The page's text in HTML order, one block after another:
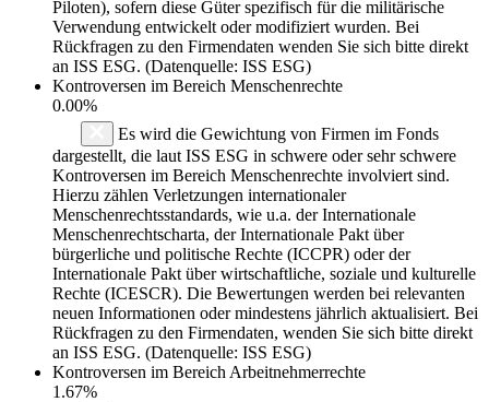
Piloten), sofern diese Güter spezifisch für die militärische
Verwendung entwickelt oder modifiziert wurden. Bei
Rückfragen zu den Firmendaten wenden Sie sich bitte direkt
an ISS ESG. (Datenquelle: ISS ESG)
Kontroversen im Bereich Menschenrechte
0.00%
Es wird die Gewichtung von Firmen im Fonds
dargestellt, die laut ISS ESG in schwere oder sehr schwere
Kontroversen im Bereich Menschenrechte involviert sind.
Hierzu zählen Verletzungen internationaler
Menschenrechtsstandards, wie u.a. der Internationale
Menschenrechtscharta, der Internationale Pakt über
bürgerliche und politische Rechte (ICCPR) oder der
Internationale Pakt über wirtschaftliche, soziale und kulturelle
Rechte (ICESCR). Die Bewertungen werden bei relevanten
neuen Informationen oder mindestens jährlich aktualisiert. Bei
Rückfragen zu den Firmendaten, wenden Sie sich bitte direkt
an ISS ESG. (Datenquelle: ISS ESG)
Kontroversen im Bereich Arbeitnehmerrechte
1.67%